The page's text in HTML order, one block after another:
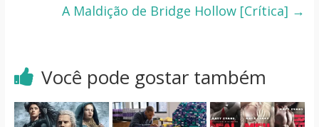
A Maldição de Bridge Hollow [Crítica] →
Você pode gostar também